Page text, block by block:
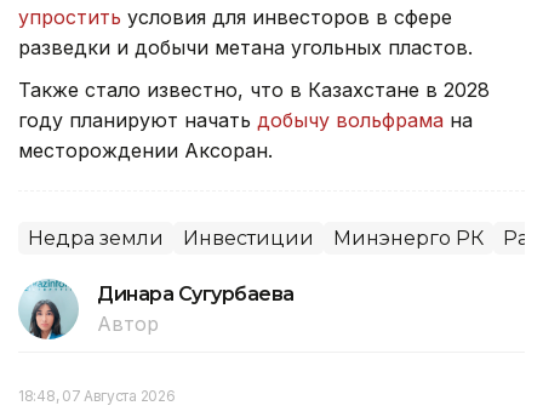
упростить условия для инвесторов в сфере
разведки и добычи метана угольных пластов.
Также стало известно, что в Казахстане в 2028
году планируют начать добычу вольфрама на
месторождении Аксоран.
Недра земли Инвестиции Минэнерго РК
Динара Сугурбаева
Автор
18:48, 07 Августа 2026